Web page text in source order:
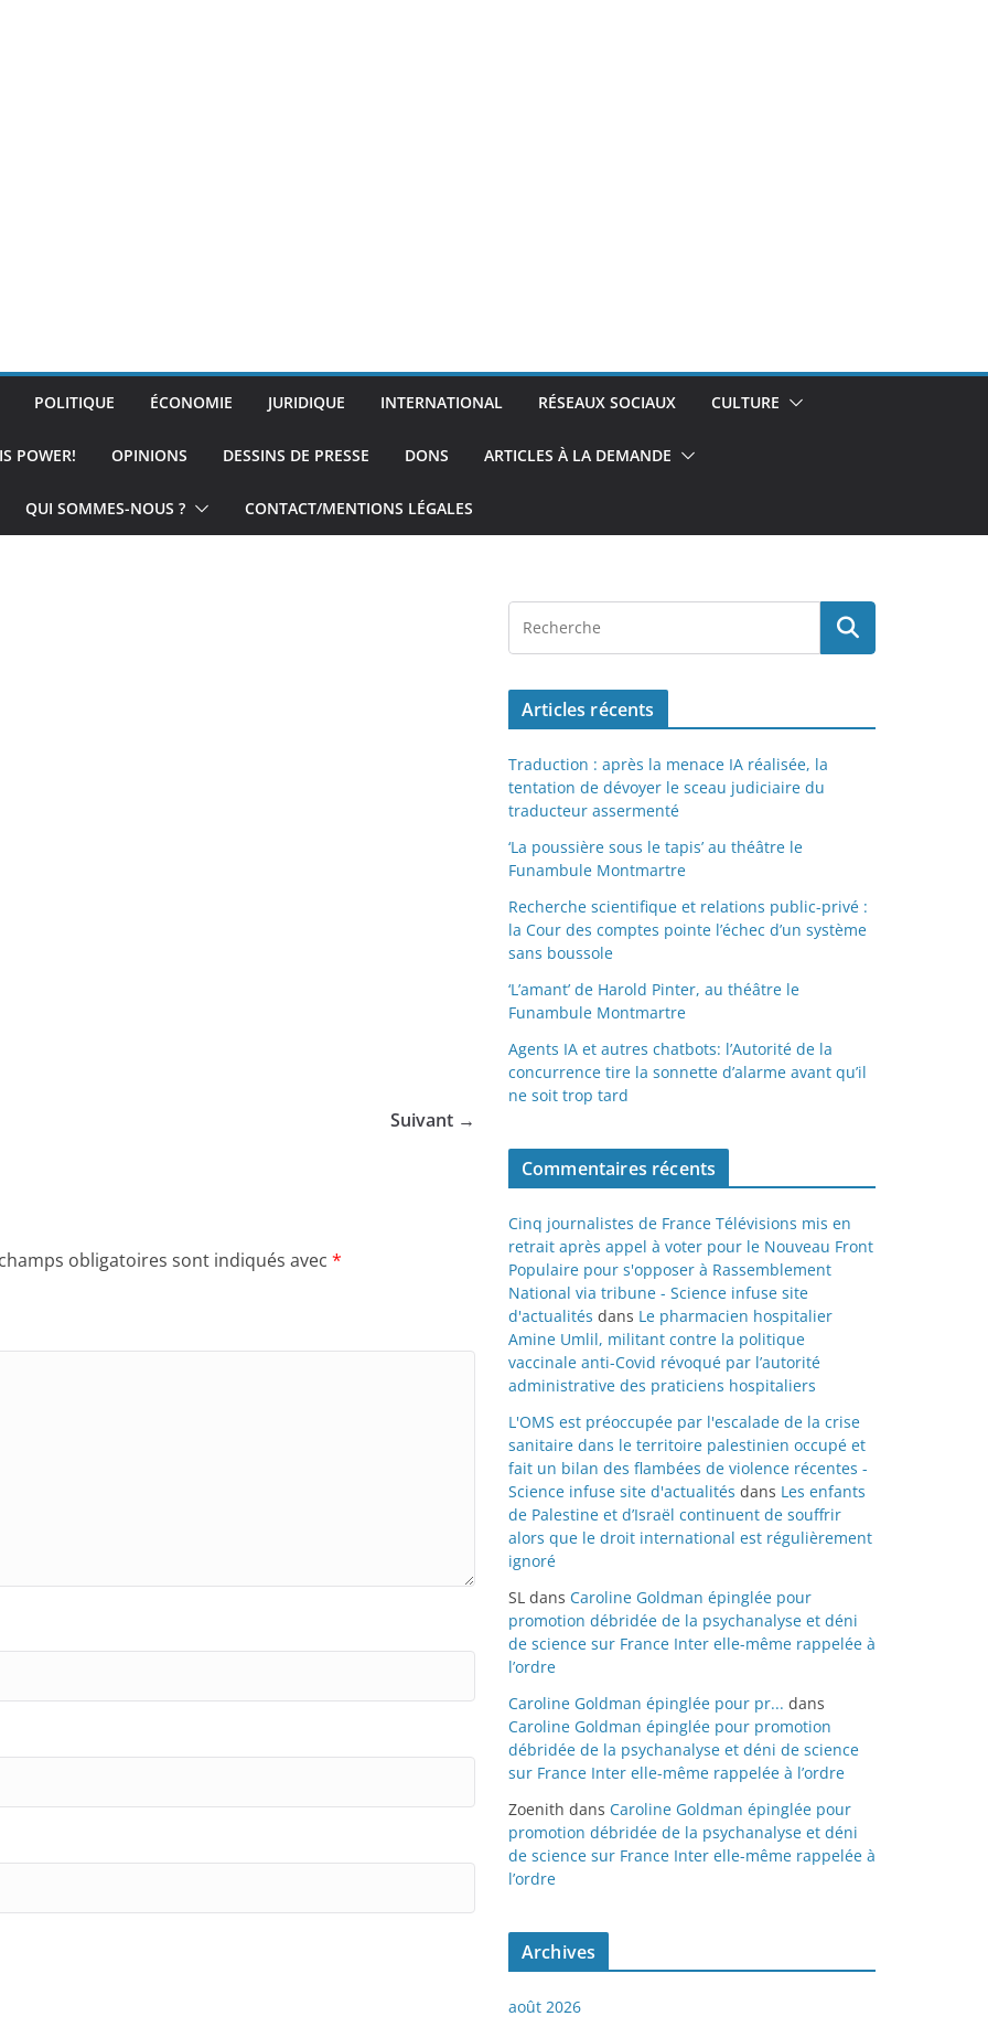
POLITIQUE ÉCONOMIE JURIDIQUE INTERNATIONAL RÉSEAUX SOCIAUX CULTURE
POWER! OPINIONS DESSINS DE PRESSE DONS ARTICLES À LA DEMANDE
QUI SOMMES-NOUS ? CONTACT/MENTIONS LÉGALES
Suivant →
obligatoires sont indiqués avec *
Articles récents
Traduction : après la menace IA réalisée, la
tentation de dévoyer le sceau judiciaire du
traducteur assermenté
‘La poussière sous le tapis’ au théâtre le
Funambule Montmartre
Recherche scientifique et relations public-privé :
la Cour des comptes pointe l’échec d’un système
sans boussole
‘L’amant’ de Harold Pinter, au théâtre le
Funambule Montmartre
Agents IA et autres chatbots: l’Autorité de la
concurrence tire la sonnette d’alarme avant qu’il
ne soit trop tard
Commentaires récents
Cinq journalistes de France Télévisions mis en
retrait après appel à voter pour le Nouveau Front
Populaire pour s'opposer à Rassemblement
National via tribune - Science infuse site
d'actualités dans Le pharmacien hospitalier
Amine Umlil, militant contre la politique
vaccinale anti-Covid révoqué par l’autorité
administrative des praticiens hospitaliers
L'OMS est préoccupée par l'escalade de la crise
sanitaire dans le territoire palestinien occupé et
fait un bilan des flambées de violence récentes -
Science infuse site d'actualités dans Les enfants
de Palestine et d’Israël continuent de souffrir
alors que le droit international est régulièrement
ignoré
SL dans Caroline Goldman épinglée pour
promotion débridée de la psychanalyse et déni
de science sur France Inter elle-même rappelée à
l’ordre
Caroline Goldman épinglée pour pr... dans
Caroline Goldman épinglée pour promotion
débridée de la psychanalyse et déni de science
sur France Inter elle-même rappelée à l’ordre
Zoenith dans Caroline Goldman épinglée pour
promotion débridée de la psychanalyse et déni
de science sur France Inter elle-même rappelée à
l’ordre
Archives
août 2026